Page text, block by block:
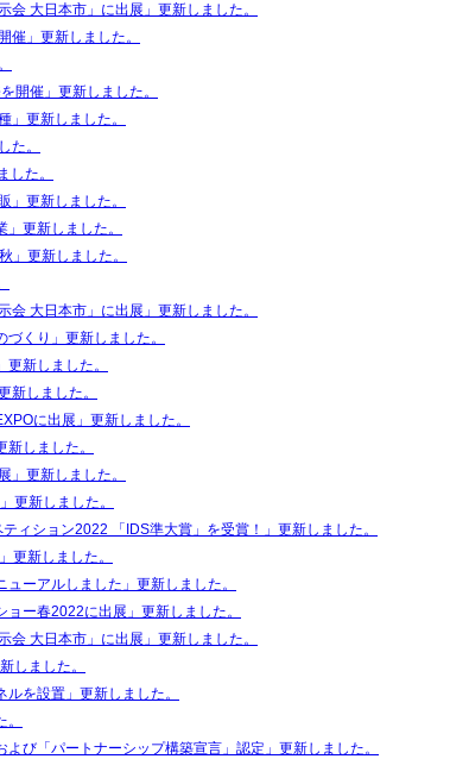
会 大日本市」に出展」更新しました。
催」更新しました。
開催」更新しました。
」更新しました。
た。
した。
」更新しました。
更新しました。
」更新しました。
会 大日本市」に出展」更新しました。
くり」更新しました。
新しました。
新しました。
に出展」更新しました。
しました。
」更新しました。
更新しました。
ィション2022 「IDS準大賞」を受賞！」更新しました。
更新しました。
ーアルしました」更新しました。
ー春2022に出展」更新しました。
会 大日本市」に出展」更新しました。
しました。
を設置」更新しました。
び「パートナーシップ構築宣言」認定」更新しました。